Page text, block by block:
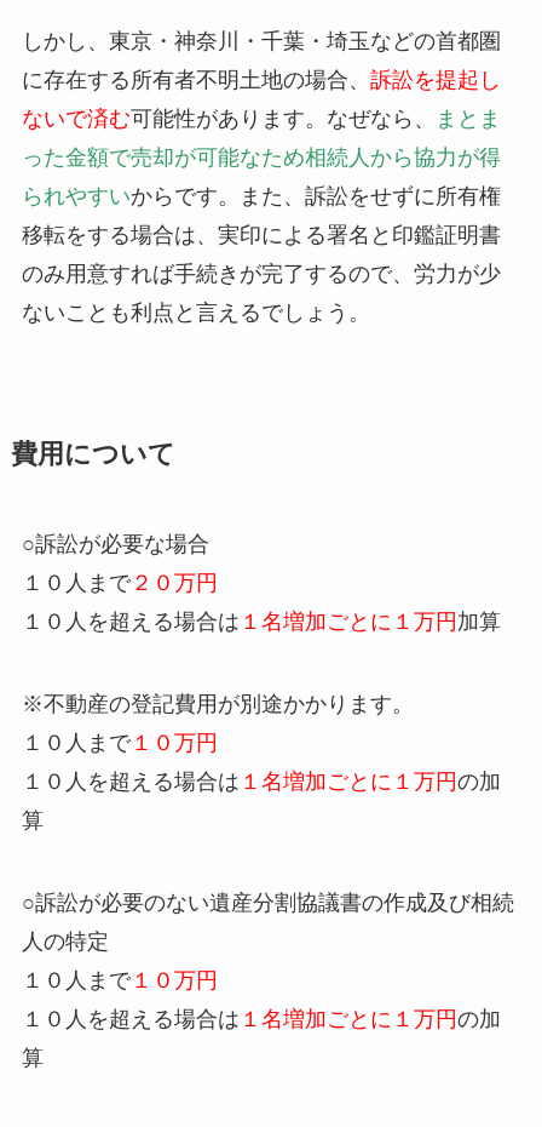
しかし、東京・神奈川・千葉・埼玉などの首都圏
に存在する所有者不明土地の場合、 訴訟を提起し
ないで済む可能性があります。なぜなら、
まとま
った金額で売却が可能なため相続人から協力が得
られやすいからです。また、訴訟をせずに所有権
移転をする場合は、実印による署名と印鑑証明書
のみ用意すれば手続きが完了するので、労力が少
ないことも利点と言えるでしょう。
費用について
○訴訟が必要な場合
１０人まで２０万円
１０人を超える場合は １名増加ごとに１万円 加算
※不動産の登記費用が別途かかります。
１０人まで１０万円
１０人を超える場合は １名増加ごとに１万円の加
算
○訴訟が必要のない遺産分割協議書の作成及び相続
人の特定
１０人まで１０万円
１０人を超える場合は １名増加ごとに１万円の加
算